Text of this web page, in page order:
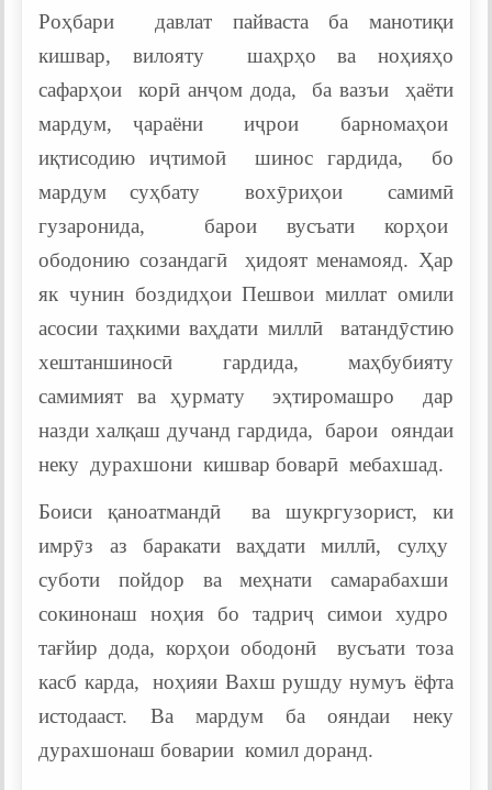
Роҳбари давлат пайваста ба манотиқи
кишвар, вилояту шаҳрҳо ва ноҳияҳо
сафарҳои корӣ анҷом дода, ба вазъи ҳаёти
мардум, ҷараёни иҷрои барномаҳои
иқтисодию иҷтимоӣ шинос гардида, бо
мардум суҳбату вохӯриҳои самимӣ
гузаронида, барои вусъати корҳои
ободонию созандагӣ ҳидоят менамояд. Ҳар
як чунин боздидҳои Пешвои миллат омили
асосии таҳкими ваҳдати миллӣ ватандӯстию
хештаншиносӣ гардида, маҳбубияту
самимият ва ҳурмату эҳтиромашро дар
назди халқаш дучанд гардида, барои ояндаи
неку дурахшони кишвар боварӣ мебахшад.
Боиси қаноатмандӣ ва шукргузорист, ки
имрӯз аз баракати ваҳдати миллӣ, сулҳу
суботи пойдор ва меҳнати самарабахши
сокинонаш ноҳия бо тадриҷ симои худро
тағйир дода, корҳои ободонӣ вусъати тоза
касб карда, ноҳияи Вахш рушду нумуъ ёфта
истодааст. Ва мардум ба ояндаи неку
дурахшонаш боварии комил доранд.